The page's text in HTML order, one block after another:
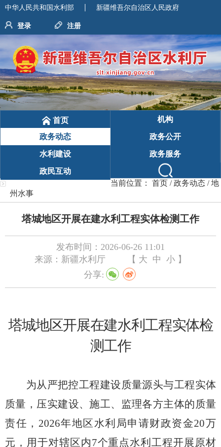
中华人民共和国水利部 新疆维吾尔自治区人民政府
登录 注册
首页 机构
政务动态 政务公开
水利建设 政务服务
政民互动
当前位置： 首页 /政务动态 /地
州水事
塔城地区开展在建水利工程实体检测工作
发布时间：2026-06-26 11:01
来源：新疆水利厅
【 大 中 小 】
分享:
塔城地区开展在建水利工程实体检
测工作
为从严把控工程建设质量源头与工程实体
质量，压实建设、施工、监理各方主体的质量
责任， 2026年地区水利局申请财政资金20万
元，用于对辖区内7个重点水利工程开展原材